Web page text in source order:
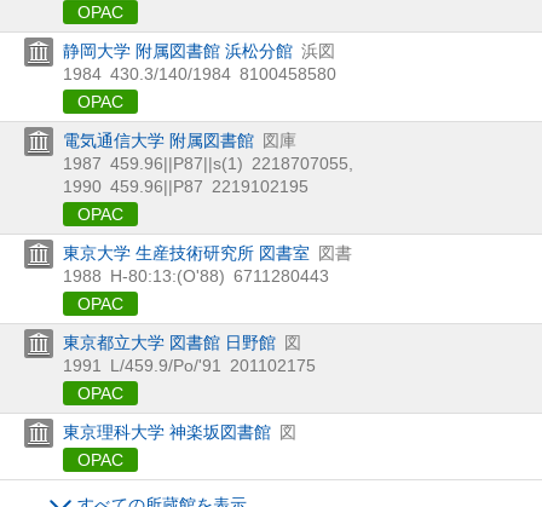
OPAC
静岡大学 附属図書館 浜松分館 浜図
1984 430.3/140/1984 8100458580
OPAC
電気通信大学 附属図書館 図庫
1987 459.96||P87||s(1) 2218707055
1990 459.96||P87 2219102195
OPAC
東京大学 生産技術研究所 図書室
図書
1988 H-80:13:(O'88) 6711280443
OPAC
東京都立大学 図書館 日野館 図
1991
L/459.9/Po/'91
201102175
OPAC
東京理科大学 神楽坂図書館 図
OPAC